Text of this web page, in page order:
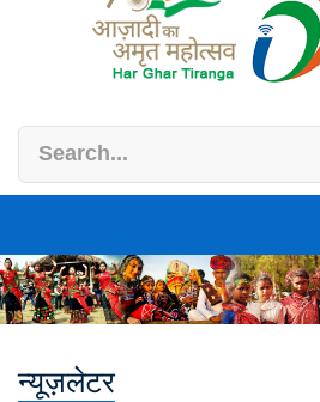
न्यूज़लेटर